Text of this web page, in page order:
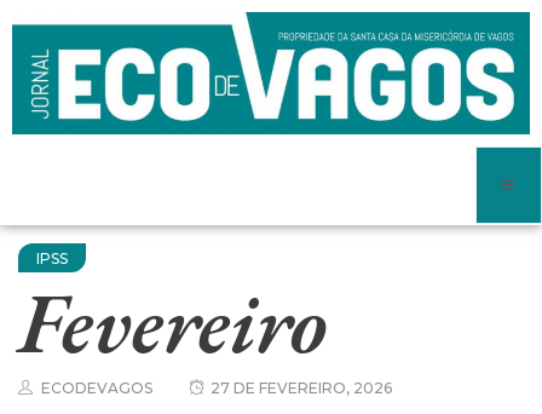
IPSS
Fevereiro
ECODEVAGOS 27 DE FEVEREIRO, 2026